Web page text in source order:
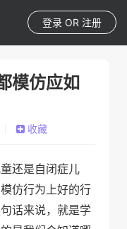
登录 OR 注册
模仿应如
收藏
还是自闭症儿
仿行为上好的行
话来说，就是学